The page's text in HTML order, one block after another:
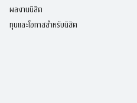
ผลงานนิสิต
ทุนและโอกาสสำหรับนิสิต